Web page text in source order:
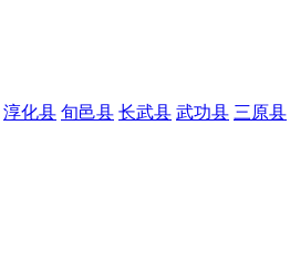
淳化县 旬邑县 长武县 武功县 三原县